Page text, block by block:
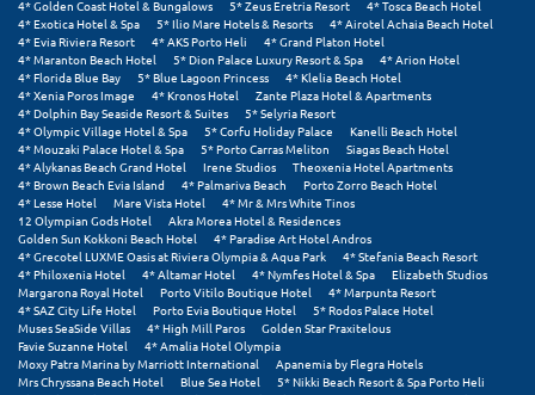
Εύβοια
Ευρυτανία
Ζ
Ζαγοροχώρια
Ζάκυνθος
Η
Ηλεία
Ηράκλειο
4* Golden Coast Hotel & Bungalows
5* Zeus Eretria Resort
4* Tosca Beach Hotel
4* Exotica Hotel & Spa
5* Ilio Mare Hotels & Resorts
4* Airotel Achaia Beach Hotel
4* Evia Riviera Resort
4* AKS Porto Heli
4* Grand Platon Hotel
4* Maranton Beach Hotel
5* Dion Palace Luxury Resort & Spa
4* Arion Hotel
4* Florida Blue Bay
5* Blue Lagoon Princess
4* Klelia Beach Hotel
4* Xenia Poros Image
4* Kronos Hotel
Zante Plaza Hotel & Apartments
4* Dolphin Bay Seaside Resort & Suites
5* Selyria Resort
4* Olympic Village Hotel & Spa
5* Corfu Holiday Palace
Kanelli Beach Hotel
4* Mouzaki Palace Hotel & Spa
5* Porto Carras Meliton
Siagas Beach Hotel
4* Alykanas Beach Grand Hotel
Irene Studios
Theoxenia Hotel Apartments
4* Brown Beach Evia Island
4* Palmariva Beach
Porto Zorro Beach Hotel
4* Lesse Hotel
Mare Vista Hotel
4* Mr & Mrs White Tinos
12 Olympian Gods Hotel
Akra Morea Hotel & Residences
Golden Sun Kokkoni Beach Hotel
4* Paradise Art Hotel Andros
4* Grecotel LUXME Oasis at Riviera Olympia & Aqua Park
4* Stefania Beach Resort
4* Philoxenia Hotel
4* Altamar Hotel 4* Nymfes Hotel & Spa
Elizabeth Studios
Margarona Royal Hotel
Porto Vitilo Boutique Hotel
4* Marpunta Resort
4* SAZ City Life Hotel
Porto Evia Boutique Hotel
5* Rodos Palace Hotel
Muses SeaSide Villas
4* High Mill Paros
Golden Star Praxitelous
Favie Suzanne Hotel
4* Amalia Hotel Olympia
Moxy Patra Marina by Marriott International
Apanemia by Flegra Hotels
Mrs Chryssana Beach Hotel
Blue Sea Hotel
5* Nikki Beach Resort & Spa Porto Heli